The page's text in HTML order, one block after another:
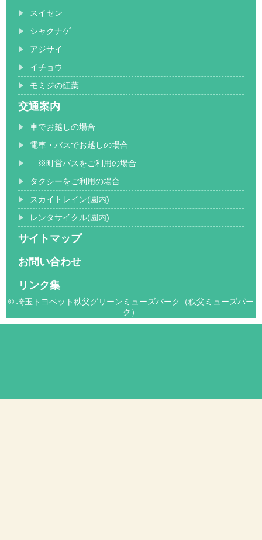
スイセン
シャクナゲ
アジサイ
イチョウ
モミジの紅葉
交通案内
車でお越しの場合
電車・バスでお越しの場合
※町営バスをご利用の場合
タクシーをご利用の場合
スカイトレイン(園内)
レンタサイクル(園内)
サイトマップ
お問い合わせ
リンク集
© 埼玉トヨペット秩父グリーンミューズパーク（秩父ミューズパー
ク）